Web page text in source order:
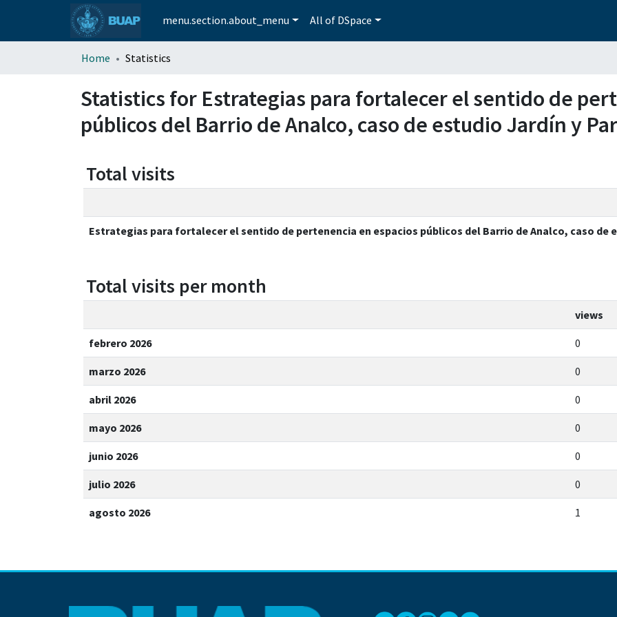
menu.section.about_menu All of DSpace
Home Statistics
Statistics for Estrategias para fortalecer el sentido de
públicos del Barrio de Analco, caso de estudio Jardín y
Total visits
Estrategias para fortalecer el sentido de pertenencia en espacios públicos del Barrio de Analco, caso de
Total visits per month
views
febrero 2026 0
marzo 2026 0
abril 2026 0
mayo 2026 0
junio 2026 0
julio 2026 0
agosto 2026 1